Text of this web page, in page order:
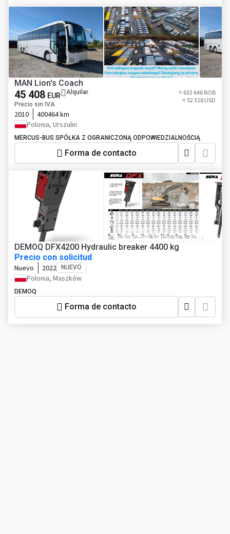
MAN Lion's Coach
45 408 EUR
Precio sin IVA
Alquilar
≈ 632 646 BOB
≈ 52 318 USD
2010
400464 km
Polonia, Urszulin
MERCUS-BUS SPÓŁKA Z OGRANICZONĄ ODPOWIEDZIALNOŚCIĄ
Forma de contacto
DEMOQ DFX4200 Hydraulic breaker 4400 kg
Precio con solicitud
Nuevo 2022 NUEVO
Polonia, Maszków
DEMOQ
Forma de contacto